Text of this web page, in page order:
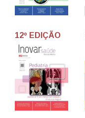
12º EDIÇÃO